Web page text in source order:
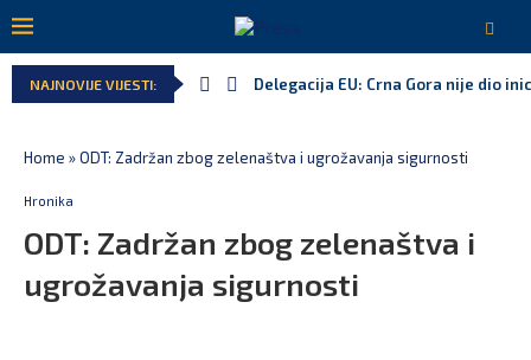
NAJNOVIJE VIJESTI:
Delegacija EU: Crna Gora nije dio
Home »ODT: Zadržan zbog zelenaštva i ugrožavanja sigurnosti
Hronika
ODT: Zadržan zbog zelenaštva i
ugrožavanja sigurnosti